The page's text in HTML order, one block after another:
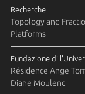
Recherche
Topology and
Platforms
Fundazione di
Résidence Ange
Diane Moulenc